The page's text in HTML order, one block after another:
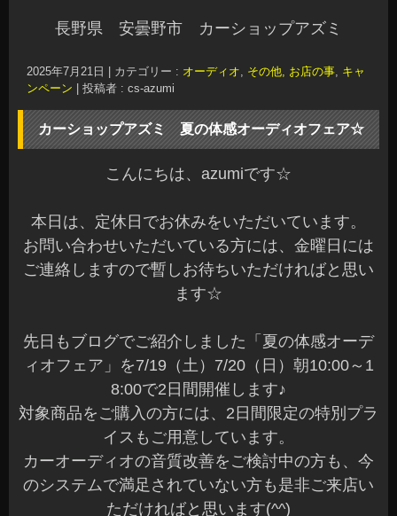
長野県 安曇野市 カーショップアズミ
2025年7月21日 カテゴリー : オーディオ, その他, お店の事, キャ
ンペーン
投稿者 : cs-azumi
カーショップアズミ 夏の体感オーディオフェア☆
こんにちは、azumiです☆
本日は、定休日でお休みをいただいています。
お問い合わせいただいている方には、金曜日には
ご連絡しますので暫しお待ちいただければと思い
ます☆
先日もブログでご紹介しました「夏の体感オーデ
ィオフェア」を7/19（土）7/20（日）朝10:00～1
8:00で2日間開催します♪
対象商品をご購入の方には、2日間限定の特別プラ
イスもご用意しています。
カーオーディオの音質改善をご検討中の方も、今
のシステムで満足されていない方も是非ご来店い
ただければと思います(^^)